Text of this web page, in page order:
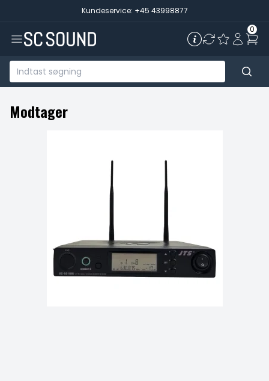
Kundeservice: +45 43998877
0
Modtager